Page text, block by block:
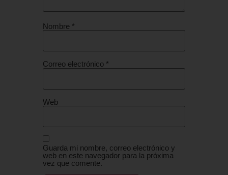
Nombre *
Correo electrónico *
Web
Guarda mi nombre, correo electrónico y
web en este navegador para la próxima
vez que comente.